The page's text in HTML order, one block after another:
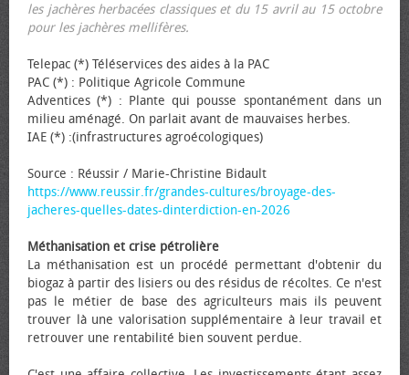
les jachères herbacées classiques et du 15 avril au 15 octobre
pour les jachères mellifères.
Telepac (*) Téléservices des aides à la PAC
PAC (*) : Politique Agricole Commune
Adventices (*) : Plante qui pousse spontanément dans un
milieu aménagé. On parlait avant de mauvaises herbes.
IAE (*) :(infrastructures agroécologiques)
Source : Réussir / Marie-Christine Bidault
https://www.reussir.fr/grandes-cultures/broyage-des-
jacheres-quelles-dates-dinterdiction-en-2026
Méthanisation et crise pétrolière
La méthanisation est un procédé permettant d'obtenir du
biogaz à partir des lisiers ou des résidus de récoltes. Ce n'est
pas le métier de base des agriculteurs mais ils peuvent
trouver là une valorisation supplémentaire à leur travail et
retrouver une rentabilité bien souvent perdue.